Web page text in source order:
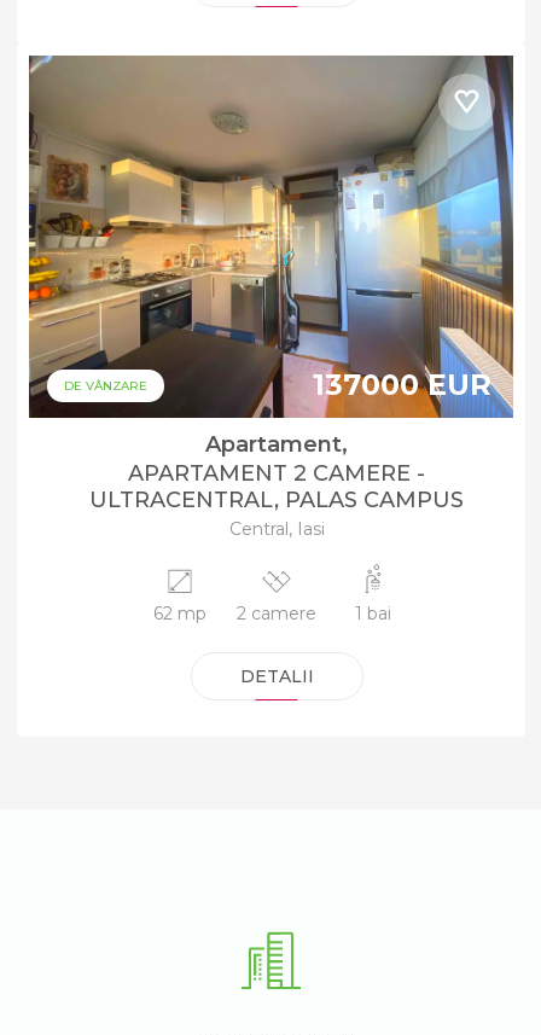
DE VÂNZARE 137000 EUR
Apartament,
APARTAMENT 2 CAMERE -
ULTRACENTRAL, PALAS CAMPUS
Central, Iasi
62 mp 2 camere 1 bai
DETALII